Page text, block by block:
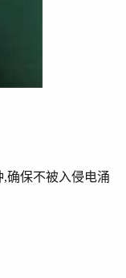
确保不被入侵电涌